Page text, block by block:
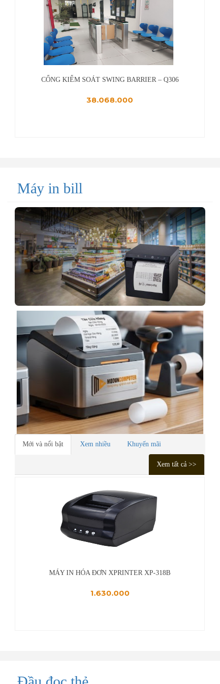
CỔNG FLAP BARRIER MODUN-F242
39.800.000
Máy in bill
Mới và nổi bật Xem nhiều Khuyến mãi
Xem tất cả >>
MÁY IN HÓA ĐƠN XP-58IIH
880.000